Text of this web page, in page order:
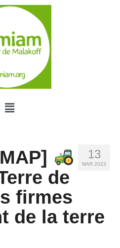
13
MAR 2023
de
firmes
de la terre